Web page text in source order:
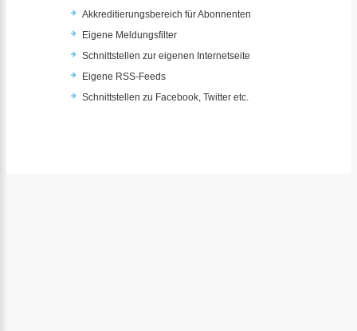
Akkreditierungsbereich für Abonnenten
Eigene Meldungsfilter
Schnittstellen zur eigenen Internetseite
Eigene RSS-Feeds
Schnittstellen zu Facebook, Twitter etc.